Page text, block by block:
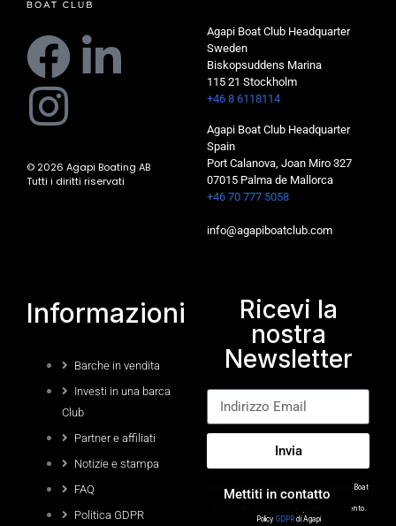
Mettiti in contatto
© 2026 Agapi Boating AB
Tutti i diritti riservati
Agapi Boat Club Headquarter
Sweden
Biskopsuddens Marina
115 21 Stockholm
+46 8 6118114
Agapi Boat Club Headquarter
Spain
Port Calanova, Joan Miro 327
07015 Palma de Mallorca
+46 70 777 5058
info@agapiboatclub.com
Informazioni
Barche in vendita
Investi in una barca
Club
Partner e affiliati
Notizie e stampa
FAQ
Politica GDPR
Ricevi la
nostra
Newsletter
Invia
Iscrivendoti, accetti la
di Agapi Boat
Club.
Puoi annullare l’iscrizione in qualsiasi momento.
Policy GDPRdi Agapi